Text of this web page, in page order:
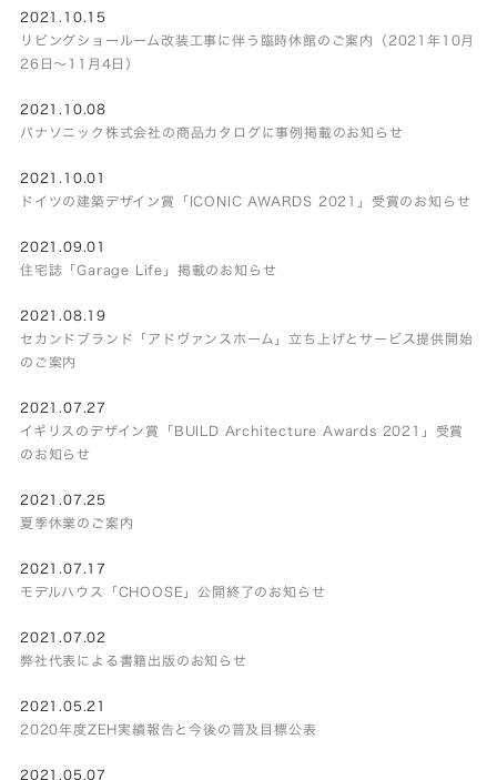
2021.10.15
リビングショールーム改装工事に伴う臨時休館のご案内（2021年10月
26日～11月4日）
2021.10.08
パナソニック株式会社の商品カタログに事例掲載のお知らせ
2021.10.01
ドイツの建築デザイン賞「ICONIC AWARDS 2021」受賞のお知らせ
2021.09.01
住宅誌「Garage Life」掲載のお知らせ
2021.08.19
セカンドブランド「アドヴァンスホーム」立ち上げとサービス提供開始
のご案内
2021.07.27
イギリスのデザイン賞「BUILD Architecture Awards 2021」受賞
のお知らせ
2021.07.25
夏季休業のご案内
2021.07.17
モデルハウス「CHOOSE」公開終了のお知らせ
2021.07.02
弊社代表による書籍出版のお知らせ
2021.05.21
2020年度ZEH実績報告と今後の普及目標公表
2021.05.07